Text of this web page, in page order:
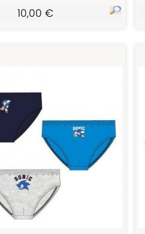
10,00 €